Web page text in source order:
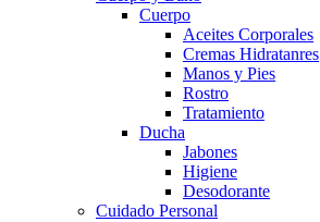
Cuerpo
Aceites Corporales
Cremas Hidratanres
Manos y Pies
Rostro
Tratamiento
Ducha
Jabones
Higiene
Desodorante
Cuidado Personal